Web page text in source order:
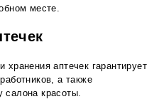
месте.
хранения аптечек гарантирует
а также
салона красоты.